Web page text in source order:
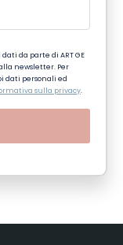
da parte di ART GE
newsletter. Per
dati personali ed
sulla privacy.